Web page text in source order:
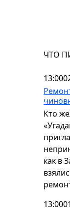
ЧТО
13:00
Кто
как в
13:00